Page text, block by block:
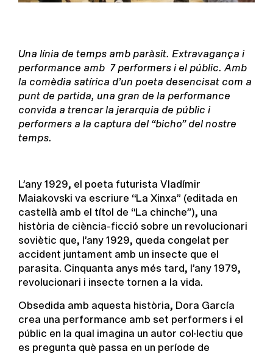
Una línia de temps amb paràsit. Extravagança i
performance amb 7 performers i el públic. Amb
la comèdia satírica d’un poeta desencisat com a
punt de partida, una gran de la performance
convida a trencar la jerarquia de públic i
performers a la captura del “bicho” del nostre
temps.
L’any 1929, el poeta futurista Vladímir
Maiakovski va escriure “La Xinxa” (editada en
castellà amb el títol de “La chinche”), una
història de ciència-ficció sobre un revolucionari
soviètic que, l’any 1929, queda congelat per
accident juntament amb un insecte que el
parasita. Cinquanta anys més tard, l’any 1979,
revolucionari i insecte tornen a la vida.
Obsedida amb aquesta història, Dora García
crea una performance amb set performers i el
públic en la qual imagina un autor col·lectiu que
es pregunta què passa en un període de